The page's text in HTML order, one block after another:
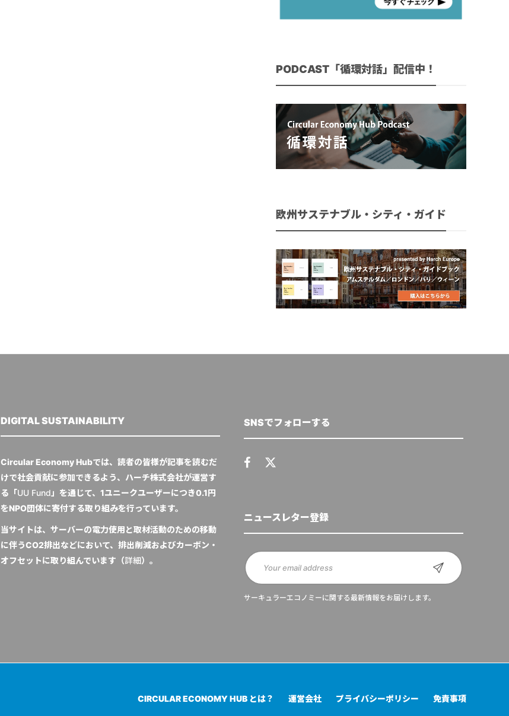
PODCAST「循環対話」配信中！
欧州サステナブル・シティ・ガイド
DIGITAL SUSTAINABILITY
Circular Economy Hubでは、読者の皆様が記事を読むだ
けで社会貢献に参加できるよう、ハーチ株式会社が運営す
る「UU Fund」を通じて、1ユニークユーザーにつき0.1円
をNPO団体に寄付する取り組みを行っています。
当サイトは、サーバーの電力使用と取材活動のための移動
に伴うCO2排出などにおいて、排出削減およびカーボン・
オフセットに取り組んでいます（詳細）。
SNSでフォローする
ニュースレター登録
サーキュラーエコノミーに関する最新情報をお届けします。
CIRCULAR ECONOMY HUB とは？ 運営会社 プライバシーポリシー 免責事項